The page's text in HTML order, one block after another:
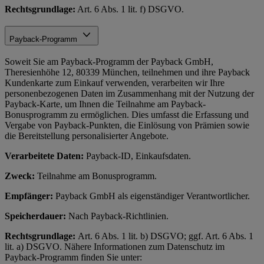
Rechtsgrundlage: Art. 6 Abs. 1 lit. f) DSGVO.
Payback-Programm
Soweit Sie am Payback-Programm der Payback GmbH,
Theresienhöhe 12, 80339 München, teilnehmen und ihre Payback
Kundenkarte zum Einkauf verwenden, verarbeiten wir Ihre
personenbezogenen Daten im Zusammenhang mit der Nutzung der
Payback-Karte, um Ihnen die Teilnahme am Payback-
Bonusprogramm zu ermöglichen. Dies umfasst die Erfassung und
Vergabe von Payback-Punkten, die Einlösung von Prämien sowie
die Bereitstellung personalisierter Angebote.
Verarbeitete Daten: Payback-ID, Einkaufsdaten.
Zweck: Teilnahme am Bonusprogramm.
Empfänger: Payback GmbH als eigenständiger Verantwortlicher.
Speicherdauer: Nach Payback-Richtlinien.
Rechtsgrundlage: Art. 6 Abs. 1 lit. b) DSGVO; ggf. Art. 6 Abs. 1
lit. a) DSGVO. Nähere Informationen zum Datenschutz im
Payback-Programm finden Sie unter: